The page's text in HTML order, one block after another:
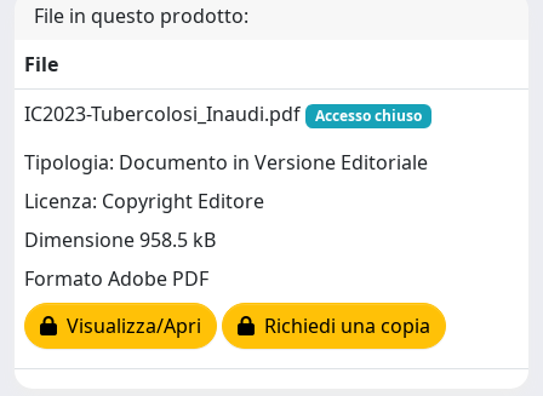
File in questo prodotto:
File
IC2023-Tubercolosi_Inaudi.pdf
Accesso chiuso
Tipologia: Documento in Versione Editoriale
Licenza: Copyright Editore
Dimensione 958.5 kB
Formato Adobe PDF
Visualizza/Apri
Richiedi una copia